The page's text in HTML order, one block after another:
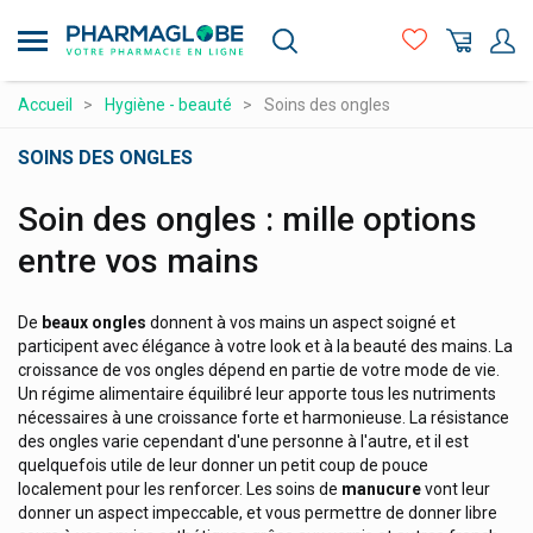
au
principal
Compléments alimentaires
Matériel médical et premiers soins
Médicaments et santé
Minceur et Sport
Naturopathie
Orthopédie et contention
Prix attractifs
Produits vétérinaires
Accueil Hygiène - beauté Soins des ongles
SOINS DES ONGLES
Soin des ongles : mille options
entre vos mains
De beaux ongles donnent à vos mains un aspect soigné et
participent avec élégance à votre look et à la beauté des mains. La
croissance de vos ongles dépend en partie de votre mode de vie.
Un régime alimentaire équilibré leur apporte tous les nutriments
nécessaires à une croissance forte et harmonieuse. La résistance
des ongles varie cependant d'une personne à l'autre, et il est
quelquefois utile de leur donner un petit coup de pouce
localement pour les renforcer. Les soins de manucurevont leur
donner un aspect impeccable, et vous permettre de donner libre